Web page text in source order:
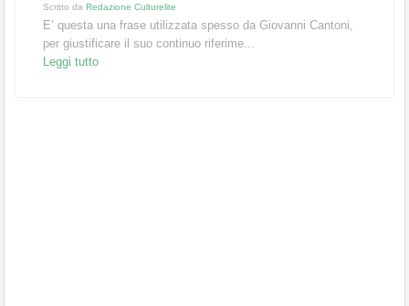
Scritto da Redazione Culturelite
E’ questa una frase utilizzata spesso da Giovanni Cantoni,
per giustificare il suo continuo riferime...
Leggi tutto